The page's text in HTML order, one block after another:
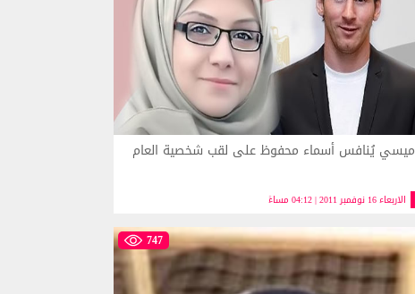
الاربعاء 16 نوفمبر 2011 | 04:12 مساءً
ميسي يُنافس أسماء محفوظ على لقب شخصية العام
747